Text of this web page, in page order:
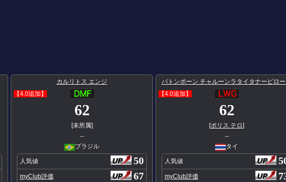
カルリトス エンジ
【4.0追加】
62
[未所属]
--
ブラジル
人気値 50
myClub評価 67
パトンポーン チャルーンラタイタナーピロ
【4.0追加】
62
[ポリス テロ]
--
タイ
人気値
myClub評価